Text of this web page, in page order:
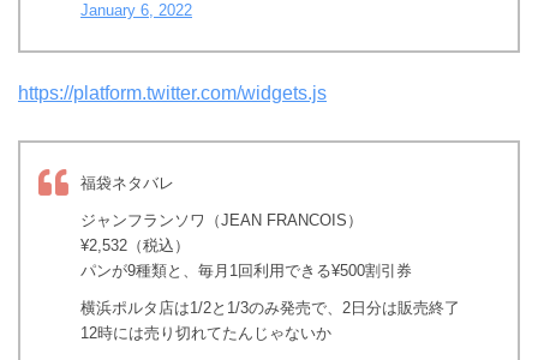
January 6, 2022
https://platform.twitter.com/widgets.js
福袋ネタバレ
ジャンフランソワ（JEAN FRANCOIS）
¥2,532（税込）
パンが9種類と、毎月1回利用できる¥500割引券
横浜ポルタ店は1/2と1/3のみ発売で、2日分は販売終了
12時には売り切れてたんじゃないか